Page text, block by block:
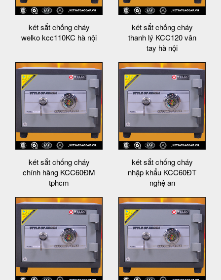
két sắt chống cháy
welko kcc110KC hà nội
két sắt chống cháy
thanh lý KCC120 vân
tay hà nội
két sắt chống cháy
chính hãng KCC60ĐM
tphcm
két sắt chống cháy
nhập khẩu KCC60ĐT
nghệ an